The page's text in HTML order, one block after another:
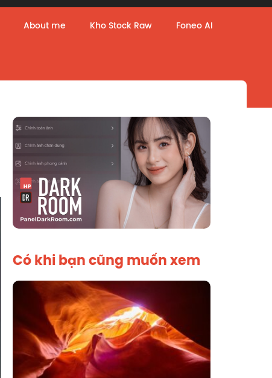
About me Kho Stock Raw Foneo AI
Có khi bạn cũng muốn xem